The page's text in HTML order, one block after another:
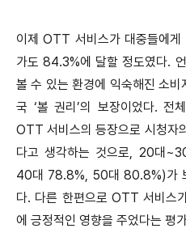
이제 OTT 서비스가 대중들에게
가도 84.3%에 달할 정도였다.
볼 수 있는 환경에 익숙해진 소
국 ‘볼 권리’의 보장이었다.
OTT 서비스의 등장으로 시청자
다고 생각하는 것으로, 20대
40대 78.8%, 50대 80.8%)가
다. 다른 한편으로 OTT 서비스
에 긍정적인 영향을 주었다는 평